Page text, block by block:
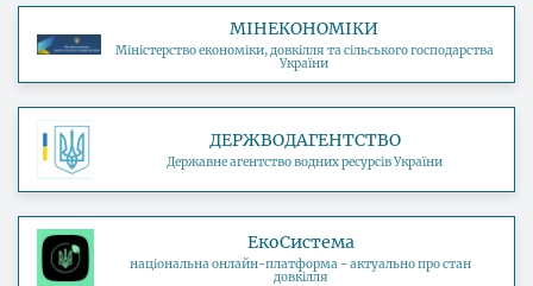
МІНЕКОНОМІКИ
Міністерство економіки, довкілля та сільського господарства
України
ДЕРЖВОДАГЕНТСТВО
Державне агентство водних ресурсів України
ЕкоСистема
національна онлайн-платформа - актуально про стан
довкілля